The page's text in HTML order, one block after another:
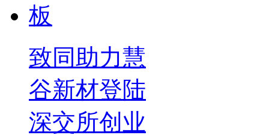
致同助力慧
谷新材登陆
深交所创业